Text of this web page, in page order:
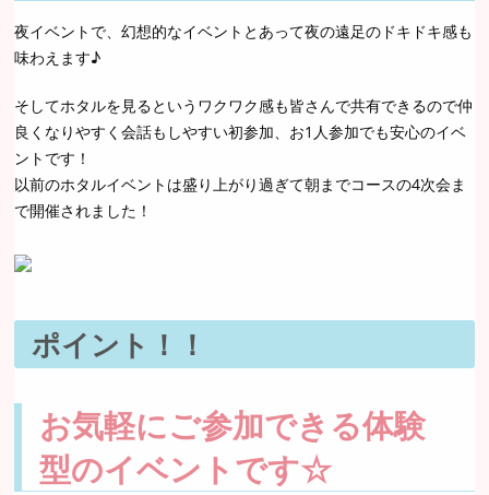
夜イベントで、幻想的なイベントとあって夜の遠足のドキドキ感も
味わえます♪
そしてホタルを見るというワクワク感も皆さんで共有できるので仲
良くなりやすく会話もしやすい初参加、お1人参加でも安心のイベ
ントです！
以前のホタルイベントは盛り上がり過ぎて朝までコースの4次会ま
で開催されました！
ポイント！！
お気軽にご参加できる体験
型のイベントです☆